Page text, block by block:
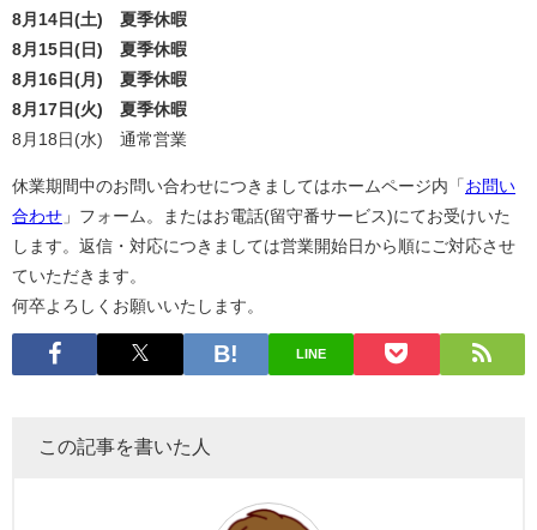
8月14日(土) 夏季休暇
8月15日(日) 夏季休暇
8月16日(月) 夏季休暇
8月17日(火) 夏季休暇
8月18日(水) 通常営業
休業期間中のお問い合わせにつきましてはホームページ内「 お問い
合わせ 」フォーム。またはお電話(留守番サービス)にてお受けいた
します。返信・対応につきましては営業開始日から順にご対応させ
ていただきます。
何卒よろしくお願いいたします。
LINE
この記事を書いた人